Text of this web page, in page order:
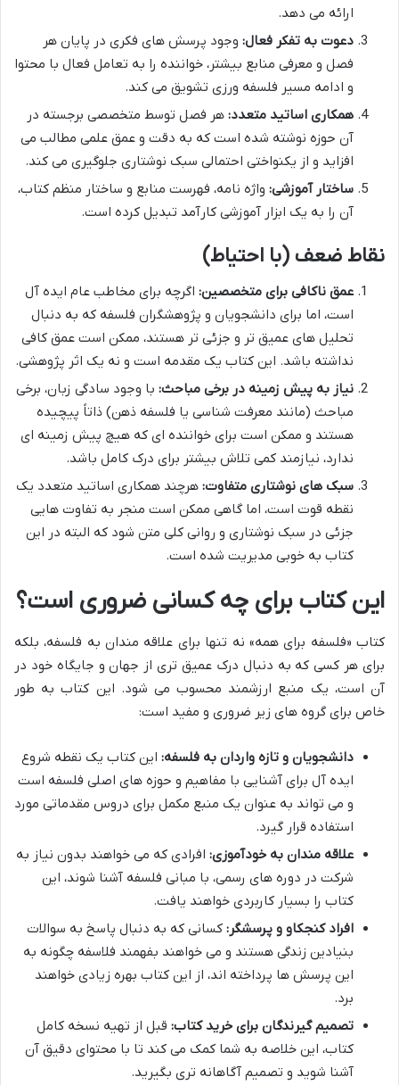
ارائه می دهد.
دعوت به تفکر فعال: وجود پرسش های فکری در پایان هر
فصل و معرفی منابع بیشتر، خواننده را به تعامل فعال با محتوا
و ادامه مسیر فلسفه ورزی تشویق می کند.
همکاری اساتید متعدد: هر فصل توسط متخصصی برجسته در
آن حوزه نوشته شده است که به دقت و عمق علمی مطالب می
افزاید و از یکنواختی احتمالی سبک نوشتاری جلوگیری می کند.
ساختار آموزشی: واژه نامه، فهرست منابع و ساختار منظم کتاب،
آن را به یک ابزار آموزشی کارآمد تبدیل کرده است.
نقاط ضعف (با احتیاط)
عمق ناکافی برای متخصصین: اگرچه برای مخاطب عام ایده آل
است، اما برای دانشجویان و پژوهشگران فلسفه که به دنبال
تحلیل های عمیق تر و جزئی تر هستند، ممکن است عمق کافی
نداشته باشد. این کتاب یک مقدمه است و نه یک اثر پژوهشی.
نیاز به پیش زمینه در برخی مباحث: با وجود سادگی زبان، برخی
مباحث (مانند معرفت شناسی یا فلسفه ذهن) ذاتاً پیچیده
هستند و ممکن است برای خواننده ای که هیچ پیش زمینه ای
ندارد، نیازمند کمی تلاش بیشتر برای درک کامل باشد.
سبک های نوشتاری متفاوت: هرچند همکاری اساتید متعدد یک
نقطه قوت است، اما گاهی ممکن است منجر به تفاوت هایی
جزئی در سبک نوشتاری و روانی کلی متن شود که البته در این
کتاب به خوبی مدیریت شده است.
این کتاب برای چه کسانی ضروری است؟
کتاب «فلسفه برای همه» نه تنها برای علاقه مندان به فلسفه، بلکه
برای هر کسی که به دنبال درک عمیق تری از جهان و جایگاه خود در
آن است، یک منبع ارزشمند محسوب می شود. این کتاب به طور
خاص برای گروه های زیر ضروری و مفید است:
دانشجویان و تازه واردان به فلسفه: این کتاب یک نقطه شروع
ایده آل برای آشنایی با مفاهیم و حوزه های اصلی فلسفه است
و می تواند به عنوان یک منبع مکمل برای دروس مقدماتی مورد
استفاده قرار گیرد.
علاقه مندان به خودآموزی: افرادی که می خواهند بدون نیاز به
شرکت در دوره های رسمی، با مبانی فلسفه آشنا شوند، این
کتاب را بسیار کاربردی خواهند یافت.
افراد کنجکاو و پرسشگر: کسانی که به دنبال پاسخ به سوالات
بنیادین زندگی هستند و می خواهند بفهمند فلاسفه چگونه به
این پرسش ها پرداخته اند، از این کتاب بهره زیادی خواهند
برد.
تصمیم گیرندگان برای خرید کتاب: قبل از تهیه نسخه کامل
کتاب، این خلاصه به شما کمک می کند تا با محتوای دقیق آن
آشنا شوید و تصمیم آگاهانه تری بگیرید.